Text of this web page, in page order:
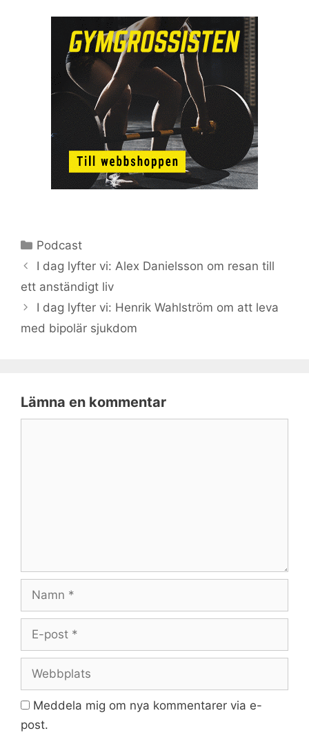
Kategorier
Podcast
I dag lyfter vi: Alex Danielsson om resan till
ett anständigt liv
I dag lyfter vi: Henrik Wahlström om att leva
med bipolär sjukdom
Lämna en kommentar
Namn
Webbplats
Meddela mig om nya kommentarer via e-
post.